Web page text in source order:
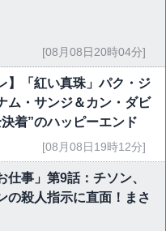
[08月08日20時04分]
】「紅い真珠」パク・ジ
ム・サンジ＆カン・ダビ
着”のハッピーエンド
[08月08日19時12分]
仕事」第9話：チソン、
の殺人指示に直面！まさ